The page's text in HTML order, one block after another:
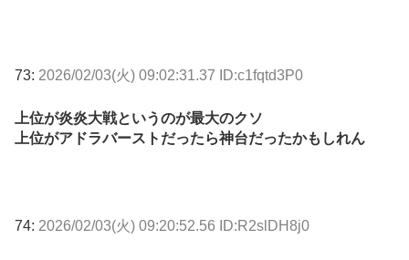
73: 2026/02/03(火) 09:02:31.37 ID:c1fqtd3P0
上位が炎炎大戦というのが最大のクソ
上位がアドラバーストだったら神台だったかもしれん
74: 2026/02/03(火) 09:20:52.56 ID:R2slDH8j0